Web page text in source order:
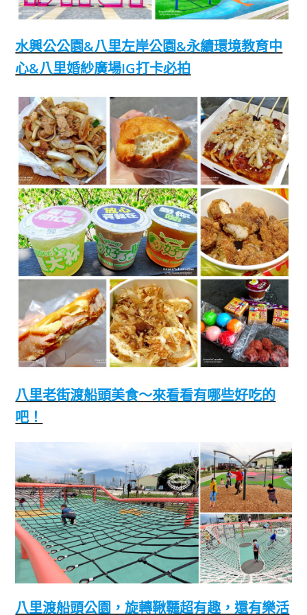
水興公公園&八里左岸公園&永續環境教育中
心&八里婚紗廣場IG打卡必拍
八里老街渡船頭美食～來看看有哪些好吃的
吧！
八里渡船頭公園，旋轉鞦韆超有趣，還有樂活